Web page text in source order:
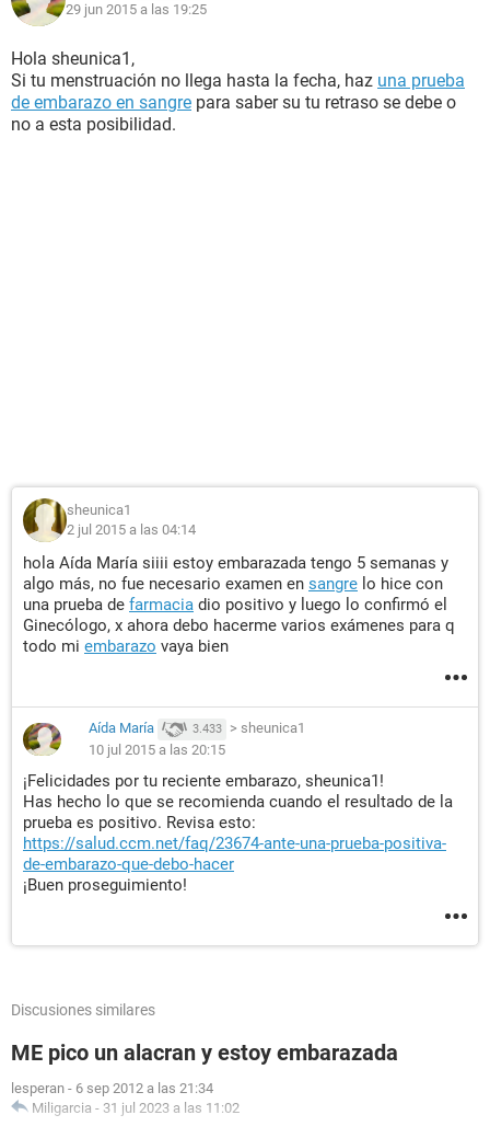
29 jun 2015 a las 19:25
Hola sheunica1,
Si tu menstruación no llega hasta la fecha, haz una prueba
de embarazo en sangre para saber su tu retraso se debe o
no a esta posibilidad.
sheunica1
2 jul 2015 a las 04:14
hola Aída María siiii estoy embarazada tengo 5 semanas y
algo más, no fue necesario examen en sangre lo hice con
una prueba de farmacia dio positivo y luego lo confirmó el
Ginecólogo, x ahora debo hacerme varios exámenes para q
todo mi embarazo vaya bien
Aída María 3.433 > sheunica1
10 jul 2015 a las 20:15
¡Felicidades por tu reciente embarazo, sheunica1!
Has hecho lo que se recomienda cuando el resultado de la
prueba es positivo. Revisa esto:
https://salud.ccm.net/faq/23674-ante-una-prueba-positiva-
de-embarazo-que-debo-hacer
¡Buen proseguimiento!
Discusiones similares
ME pico un alacran y estoy embarazada
lesperan - 6 sep 2012 a las 21:34
Miligarcia - 31 jul 2023 a las 11:02